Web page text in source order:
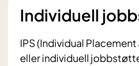
Individuell
IPS (Individual
eller individuell